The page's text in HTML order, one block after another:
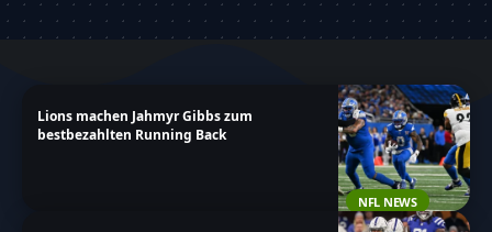
NFL NEWS
Lions machen Jahmyr Gibbs zum
bestbezahlten Running Back